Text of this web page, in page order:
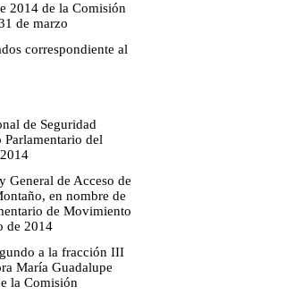
2014 de la Comisión
de marzo
correspondiente al
de Seguridad
del
General de Acceso de
en nombre de
de Movimiento
de 2014
a la fracción III
María Guadalupe
la Comisión